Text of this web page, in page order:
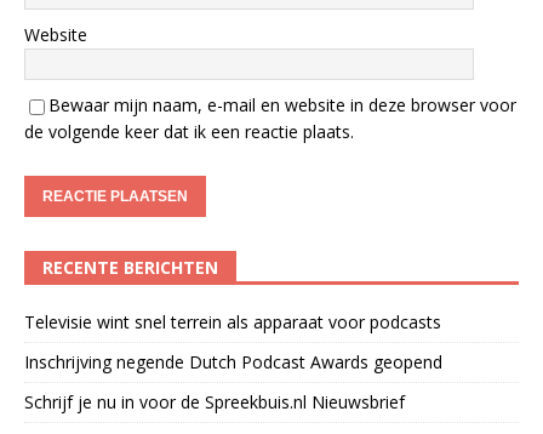
Website
Bewaar mijn naam, e-mail en website in deze browser voor
de volgende keer dat ik een reactie plaats.
RECENTE BERICHTEN
Televisie wint snel terrein als apparaat voor podcasts
Inschrijving negende Dutch Podcast Awards geopend
Schrijf je nu in voor de Spreekbuis.nl Nieuwsbrief